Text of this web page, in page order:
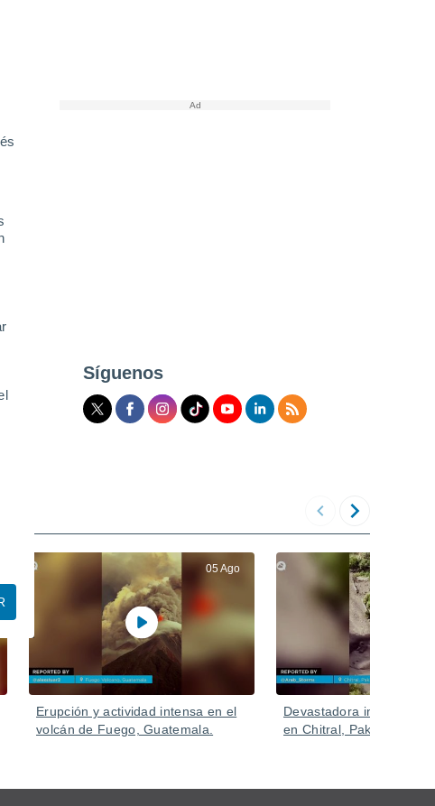
Síguenos
05 Ago
Erupción y actividad intensa en el
volcán de Fuego, Guatemala.
Devastadora inundación
en Chitral, Pakistán.